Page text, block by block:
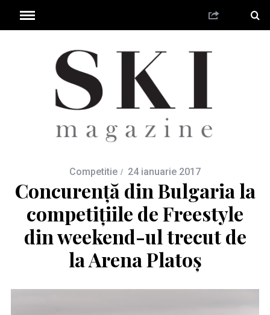
Competitie 24 ianuarie 2017
Concurență din Bulgaria la
competițiile de Freestyle
din weekend-ul trecut de
la Arena Platoș